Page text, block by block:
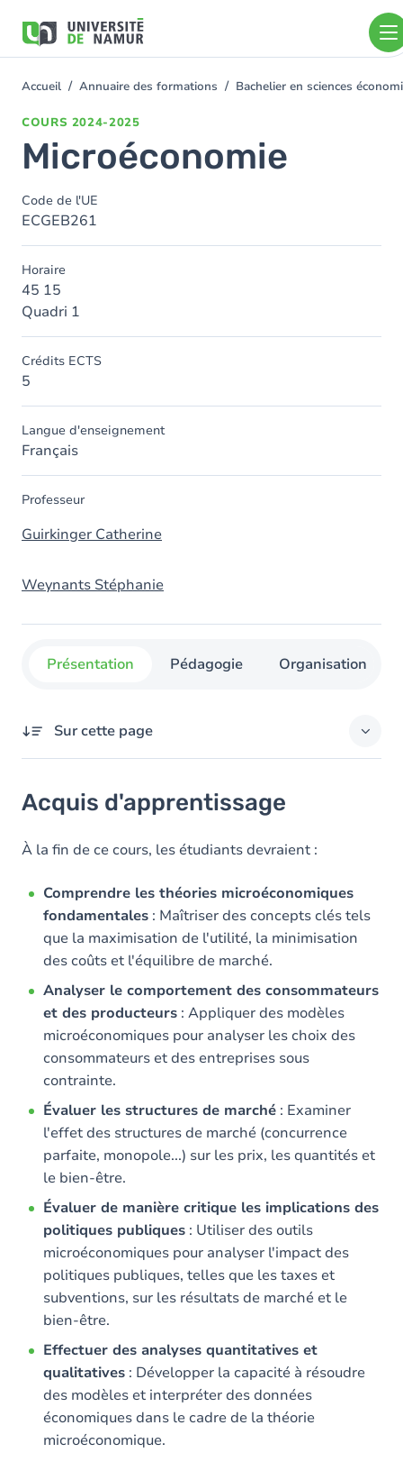
contenu
You
Accueil Annuaire des formations Bachelier en sciences
COURS 2024-2025
Microéconomie
Code de l'UE
ECGEB261
Horaire
45 15
Quadri 1
Crédits ECTS
5
Langue d'enseignement
Français
Professeur
Guirkinger Catherine
Weynants Stéphanie
Présentation Pédagogie Organisation
Sur cette page
Objectifs
Contenu
Acquis d'apprentissage
À la fin de ce cours, les étudiants devraient :
Comprendre les théories microéconomiques
fondamentales : Maîtriser des concepts clés tels
que la maximisation de l'utilité, la minimisation
des coûts et l'équilibre de marché.
Analyser le comportement des consommateurs
et des producteurs : Appliquer des modèles
microéconomiques pour analyser les choix des
consommateurs et des entreprises sous
contrainte.
Évaluer les structures de marché : Examiner
l'effet des structures de marché (concurrence
parfaite, monopole...) sur les prix, les quantités et
le bien-être.
Évaluer de manière critique les implications des
politiques publiques : Utiliser des outils
microéconomiques pour analyser l'impact des
politiques publiques, telles que les taxes et
subventions, sur les résultats de marché et le
bien-être.
Effectuer des analyses quantitatives et
qualitatives : Développer la capacité à résoudre
des modèles et interpréter des données
économiques dans le cadre de la théorie
microéconomique.